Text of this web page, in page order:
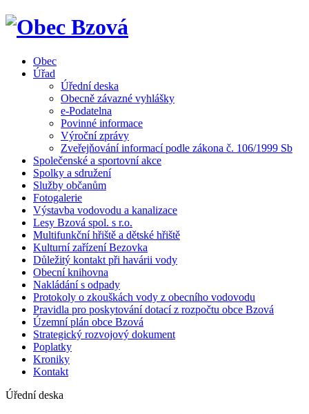
Obec
Úřad
Úřední deska
Obecně závazné vyhlášky
e-Podatelna
Povinné informace
Výroční zprávy
Zveřejňování informací podle zákona č. 106/1999 Sb
Společenské a sportovní akce
Spolky a sdružení
Služby občanům
Fotogalerie
Výstavba vodovodu a kanalizace
Lesy Bzová spol. s r.o.
Multifunkční hřiště a dětské hřiště
Kulturní zařízení Bezovka
Důležitý kontakt při havárii vody
Obecní knihovna
Nakládání s odpady
Protokoly o zkouškách vody z obecního vodovodu
Pravidla pro poskytování dotací z rozpočtu obce Bzová
Územní plán obce Bzová
Strategický rozvojový dokument
Poplatky
Kroniky
Kontakt
Úřední deska